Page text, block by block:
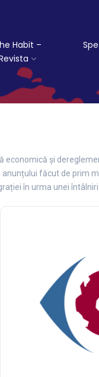
Habit –
și
făcut de prim
în urma unei întâlniri